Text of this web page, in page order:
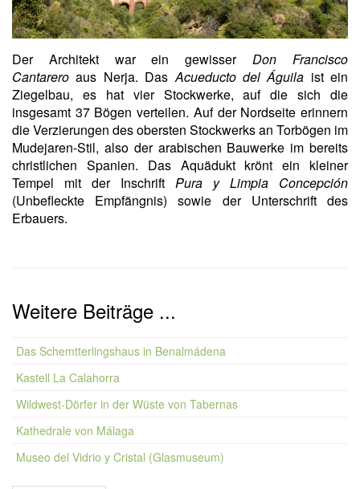
Der Architekt war ein gewisserDon Francisco
Cantarero aus Nerja. DasAcueducto del Águila ist ein
Ziegelbau, es hat vier Stockwerke, auf die sich die
insgesamt 37 Bögen verteilen. Auf der Nordseite erinnern
die Verzierungen des obersten Stockwerks an Torbögen im
Mudejaren-Stil, also der arabischen Bauwerke im bereits
christlichen Spanien. Das Aquädukt krönt ein kleiner
Tempel mit der Inschrift Pura y Limpia Concepción
(Unbefleckte Empfängnis) sowie der Unterschrift des
Erbauers.
Weitere Beiträge ...
Das Schemtterlingshaus in Benalmádena
Kastell La Calahorra
Wildwest-Dörfer in der Wüste von Tabernas
Kathedrale von Málaga
Museo del Vidrio y Cristal (Glasmuseum)